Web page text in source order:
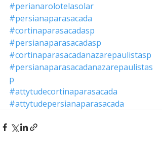
#perianarolotelasolar
#persianaparasacada
#cortinaparasacadasp
#persianaparasacadasp
#cortinaparasacadanazarepaulistasp
#persianaparasacadanazarepaulistas
p
#attytudecortinaparasacada
#attytudepersianaparasacada